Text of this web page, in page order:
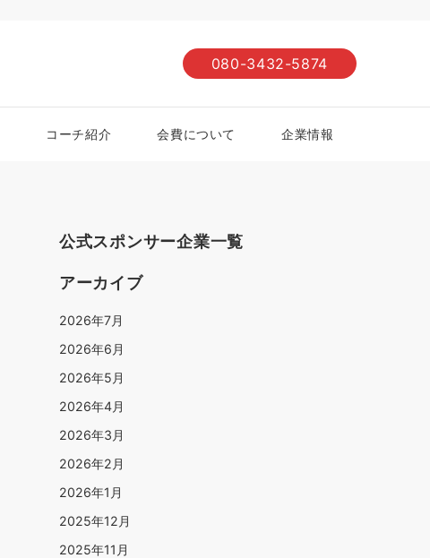
080-3432-5874
コーチ紹介 会費について 企業情報
公式スポンサー企業一覧
アーカイブ
2026年7月
2026年6月
2026年5月
2026年4月
2026年3月
2026年2月
2026年1月
2025年12月
2025年11月